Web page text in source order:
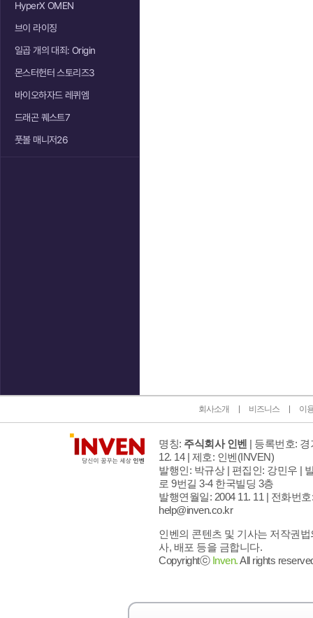
HyperX OMEN
브이 라이징
일곱 개의 대죄: Origin
몬스터헌터 스토리즈3
바이오하자드 레퀴엠
드래곤 퀘스트7
풋볼 매니저26
회사소개 비즈니스 이
명칭: 주식회사 인벤 | 등록번호:
12. 14 | 제호: 인벤(INVEN)
발행인: 박규상 | 편집인: 강민우 |
로 9번길 3-4 한국빌딩 3층
발행연월일: 2004 11. 11 | 전화번호
help@inven.co.kr
인벤의 콘텐츠 및 기사는 저작권
사, 배포 등을 금합니다.
Copyrightⓒ Inven.All rights